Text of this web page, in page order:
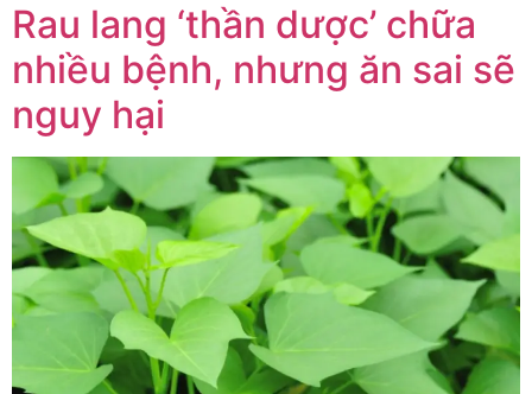
Rau lang ‘thần dược’ chữa
nhiều bệnh, nhưng ăn sai sẽ
nguy hại